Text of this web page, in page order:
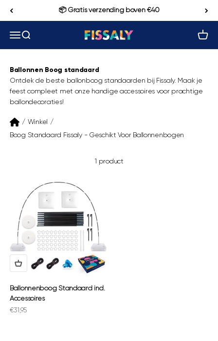
📦 Gratis verzending boven €40
Navigatiemenu openen
Zoeken openen Fissaly
Ballonnen Boog standaard
Ontdek de beste ballonboog standaarden bij Fissaly. Maak je
feest compleet met onze handige accessoires voor prachtige
ballondecoraties!
/ Winkel
/
Boog Standaard Fissaly - Geschikt Voor Ballonnenbogen
1 product
Ballonnenboog Standaard incl.
Accessoires
Aanbiedingsprijs
€31,95